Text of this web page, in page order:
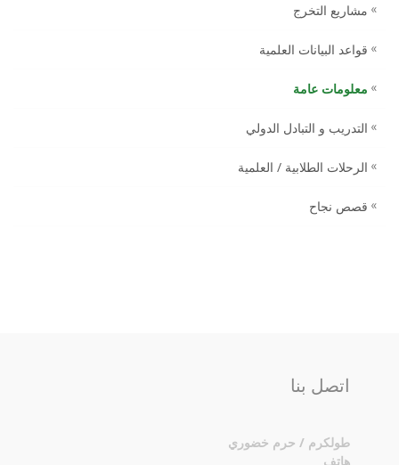
مشاريع التخرج
قواعد البيانات العلمية
معلومات عامة
التدريب و التبادل الدولي
الرحلات الطلابية / العلمية
قصص نجاح
اتصل بنا
طولكرم / حرم خضوري
هاتف